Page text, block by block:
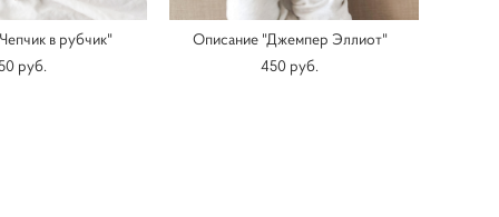
в рубчик"
pуб.
Описание "Джемпер Эллиот"
450 pуб.